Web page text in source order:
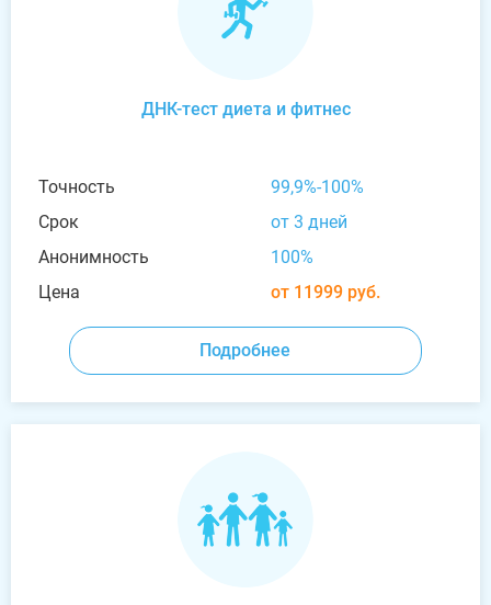
ДНК-тест диета и фитнес
Точность
99,9%-100%
Срок
от 3 дней
Анонимность
100%
Цена
от 11999 руб.
Подробнее